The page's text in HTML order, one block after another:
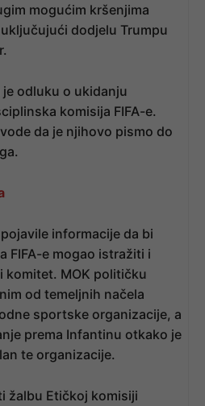
mogućim kršenjima
dodjelu Trumpu
je odluku o ukidanju
komisija FIFA-e.
da je njihovo pismo do
informacije da bi
FIFA-e mogao istražiti i
komitet. MOK političku
od temeljnih načela
sportske organizacije, a
prema Infantinu otkako je
te organizacije.
žalbu Etičkoj komisiji